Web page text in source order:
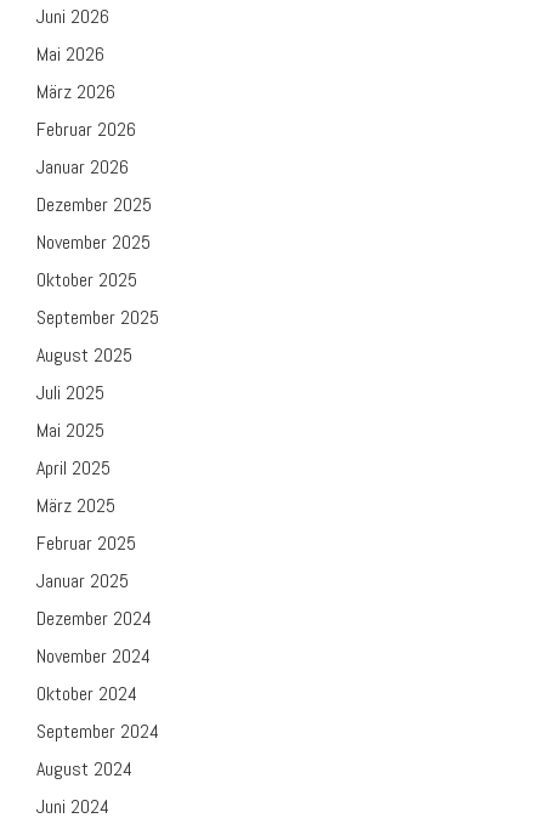
Juni 2026
Mai 2026
März 2026
Februar 2026
Januar 2026
Dezember 2025
November 2025
Oktober 2025
September 2025
August 2025
Juli 2025
Mai 2025
April 2025
März 2025
Februar 2025
Januar 2025
Dezember 2024
November 2024
Oktober 2024
September 2024
August 2024
Juni 2024